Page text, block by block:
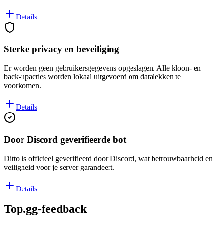
Details
Sterke privacy en beveiliging
Er worden geen gebruikersgegevens opgeslagen. Alle kloon- en
back-upacties worden lokaal uitgevoerd om datalekken te
voorkomen.
Details
Door Discord geverifieerde bot
Ditto is officieel geverifieerd door Discord, wat betrouwbaarheid en
veiligheid voor je server garandeert.
Details
Top.gg-feedback